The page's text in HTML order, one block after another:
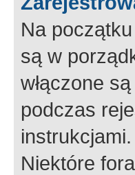
Na
są w
włączone
podczas
Niektóre